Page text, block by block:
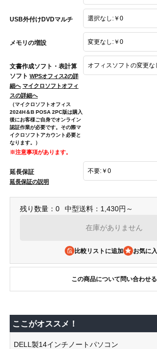
USB外付けDVDマルチ
メモリの増設
文書作成ソフト・表計算
ソフト WPSオフィス2の詳
細へ マイクロソフトオフィ
スの詳細へ
（マイクロソフトオフィス
2024H＆B POSA 2PC版は購入
後にお客様ご自身でオンライン
認証作業が必要です。その際マ
イクロソフトアカウント必要と
なります。）
※注意事項があります。
延長保証
延長保証の説明
残り数量：0 中型送料：1,430円～
在庫がありません
比較リストに追加
この商品について問い合わせる
ここがオススメ！
DELL製14インチノートパソコン